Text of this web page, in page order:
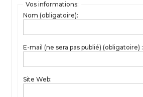
Vos informations:
Nom (obligatoire):
E-mail (ne sera pas publié) (obligatoire) :
Site Web: